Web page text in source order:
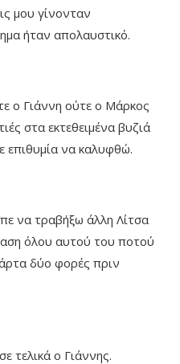
μου γίνονταν
ήταν απολαυστικό.
ο Γιάννη ούτε ο Μάρκος
στα εκτεθειμένα βυζιά
επιθυμία να καλυφθώ.
να τραβήξω άλλη Λίτσα
όλου αυτού του ποτού
δύο φορές πριν
τελικά ο Γιάννης.